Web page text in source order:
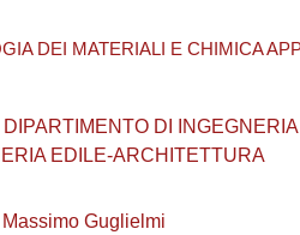
DEI MATERIALI E CHIMICA
DIPARTIMENTO DI
EDILE-ARCHITETTURA
Massimo Guglielmi